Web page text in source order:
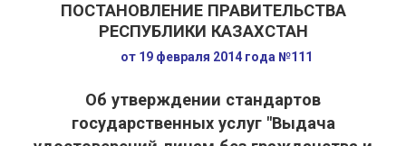
ПОСТАНОВЛЕНИЕ ПРАВИТЕЛЬСТВА
РЕСПУБЛИКИ КАЗАХСТАН
от 19 февраля 2014 года №111
Об утверждении стандартов
государственных услуг "Выдача